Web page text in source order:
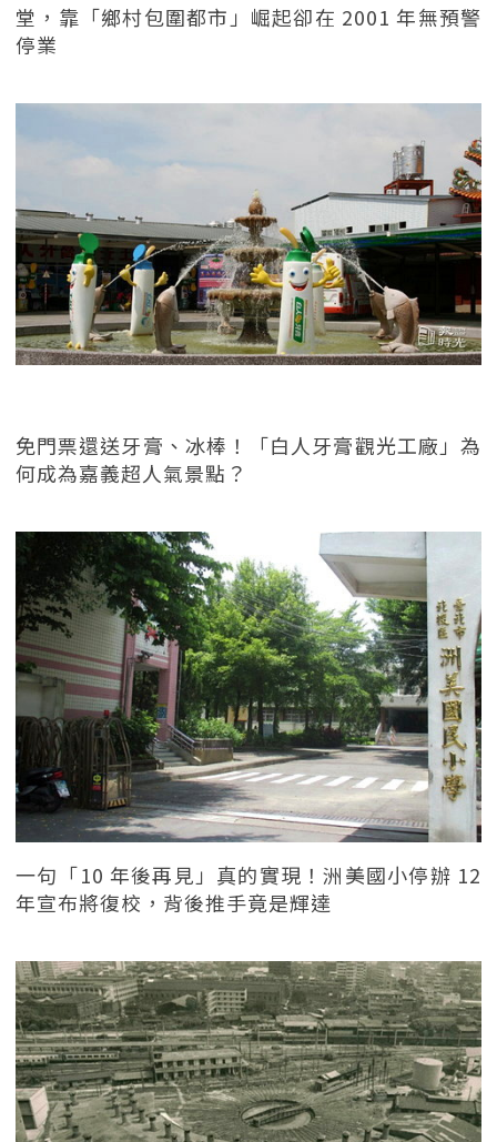
堂，靠「鄉村包圍都市」崛起卻在 2001 年無預警
停業
免門票還送牙膏、冰棒！「白人牙膏觀光工廠」為
何成為嘉義超人氣景點？
一句「10 年後再見」真的實現！洲美國小停辦 12
年宣布將復校，背後推手竟是輝達